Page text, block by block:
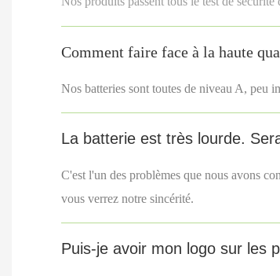
Comment faire face à la haute
Nos batteries sont toutes de niveau A, peu
La batterie est très lourde.
C'est l'un des problèmes que nous avons
vous verrez notre sincérité.
Puis-je avoir mon logo sur les